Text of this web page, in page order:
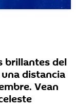
brillantes del
distancia
Vean